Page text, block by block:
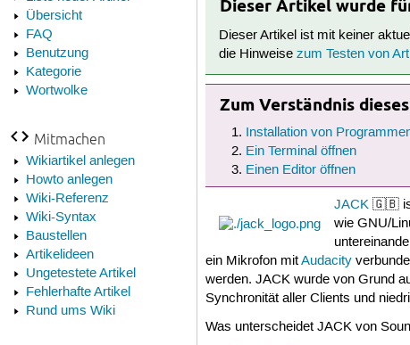
Übersicht
FAQ
Benutzung
Kategorie
Wortwolke
Mitmachen
Wikiartikel anlegen
Howto anlegen
Wiki-Referenz
Wiki-Syntax
Baustellen
Artikelideen
Ungetestete Artikel
Fehlerhafte Artikel
Rund ums Wiki
Dieser Artikel wurde
Dieser Artikel ist mit keiner
die Hinweisezum Testen von
Zum Verständnis
Installation von
Ein Terminal öffnen
Einen Editor öffnen
JACK🇬🇧 ist
wie GNU/
ein Mikrofon mitAudacity
werden. JACK wurde von Grund
Synchronität aller Clients und
Was unterscheidet JACK von